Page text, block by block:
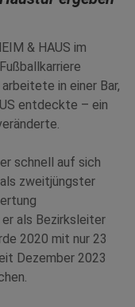
& HAUS im
in einer Bar,
entdeckte – ein
schnell auf sich
zweitjüngster
als Bezirksleiter
2020 mit nur 23
Dezember 2023